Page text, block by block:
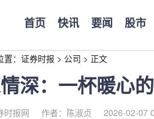
首页 快讯 要闻 股市
： 证券时报 > 公司 > 正文
深：一杯暖心
时报网 作者：陈淑贞 2026-02-07